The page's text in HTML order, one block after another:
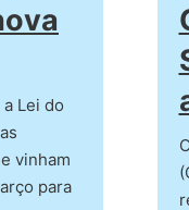
Lei do
vinham
para